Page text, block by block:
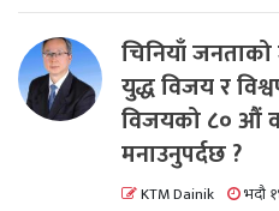
चिनियाँ
युद्ध विजय र
विजयको ८० औं
मनाउनुपर्दछ ?
KTM Dainik भदौ